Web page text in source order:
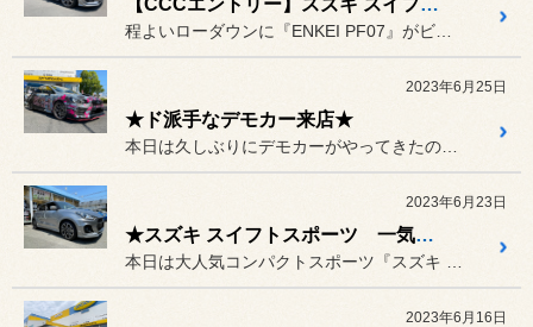
【CCCエントリー】スズキ スイフトスポーツ
2023年6月25日
★ド派手なデモカー来店★
2023年6月23日
★スズキ スイフトスポーツ 一気に進化しちゃいました★
2023年6月16日